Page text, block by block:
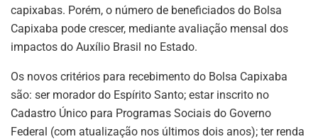
capixabas. Porém, o número de beneficiados do Bolsa
Capixaba pode crescer, mediante avaliação mensal dos
impactos do Auxílio Brasil no Estado.
Os novos critérios para recebimento do Bolsa Capixaba
são: ser morador do Espírito Santo; estar inscrito no
Cadastro Único para Programas Sociais do Governo
Federal (com atualização nos últimos dois anos); ter renda